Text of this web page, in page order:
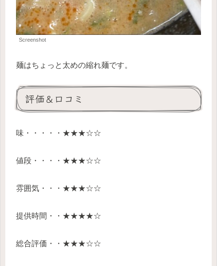
Screenshot
麺はちょっと太めの縮れ麺です。
評価＆口コミ
味・・・・・★★★☆☆
値段・・・・★★★☆☆
雰囲気・・・★★★☆☆
提供時間・・★★★★☆
総合評価・・★★★☆☆